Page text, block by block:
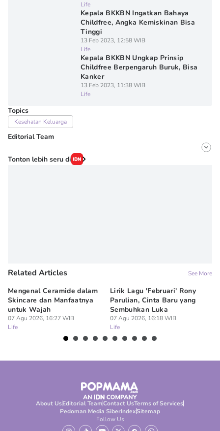
Life
Kepala BKKBN Ingatkan Bahaya
Childfree, Angka Kemiskinan Bisa
Tinggi
13 Feb 2023, 12:58 WIB
Life
Kepala BKKBN Ungkap Prinsip
Childfree Berpengaruh Buruk, Bisa
Kanker
13 Feb 2023, 11:38 WIB
Life
Topics
Kesehatan Keluarga
Editorial Team
Editor
Onic Metheany
Tonton lebih seru di
Related Articles See More
Mengenal Ceramide dalam
Skincare dan Manfaatnya
untuk Wajah
07 Agu 2026, 16:27 WIB
Life
Lirik Lagu 'Februari' Rony
Parulian, Cinta Baru yang
Sembuhkan Luka
07 Agu 2026, 16:18 WIB
Life
About UsEditorial TeamContact UsTerms of Services
Pedoman Media SiberIndexSitemap
Follow Us